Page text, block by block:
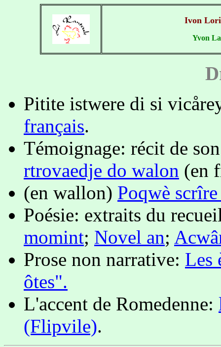
Ivon
Yvon
Pitite istwere di si
français.
Témoignage: récit de
rtrovaedje do walon (en
(en wallon) Poqwè
Poésie: extraits du
momint; Novel an;
Prose non narrative: Les
ôtes".
L'accent de Romedenne:
(Flipvile).